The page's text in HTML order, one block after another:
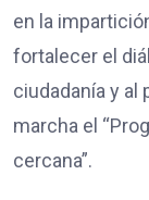
en la
fortalecer el
ciudadanía y al
marcha el
cercana”.